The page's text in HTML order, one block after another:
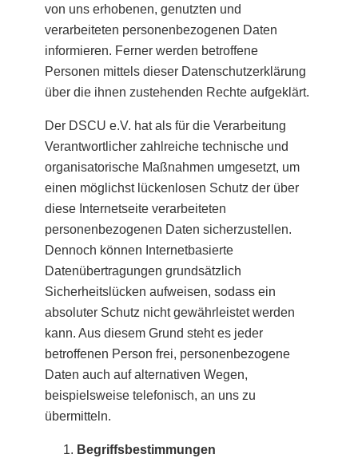
von uns erhobenen, genutzten und
verarbeiteten personenbezogenen Daten
informieren. Ferner werden betroffene
Personen mittels dieser Datenschutzerklärung
über die ihnen zustehenden Rechte aufgeklärt.
Der DSCU e.V. hat als für die Verarbeitung
Verantwortlicher zahlreiche technische und
organisatorische Maßnahmen umgesetzt, um
einen möglichst lückenlosen Schutz der über
diese Internetseite verarbeiteten
personenbezogenen Daten sicherzustellen.
Dennoch können Internetbasierte
Datenübertragungen grundsätzlich
Sicherheitslücken aufweisen, sodass ein
absoluter Schutz nicht gewährleistet werden
kann. Aus diesem Grund steht es jeder
betroffenen Person frei, personenbezogene
Daten auch auf alternativen Wegen,
beispielsweise telefonisch, an uns zu
übermitteln.
Begriffsbestimmungen